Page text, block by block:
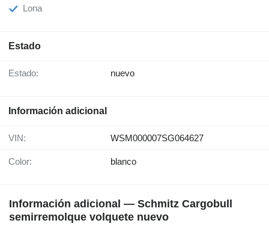
Lona
Estado
Estado: nuevo
Información adicional
VIN: WSM000007SG064627
Color: blanco
Información adicional — Schmitz Cargobull
semirremolque volquete nuevo